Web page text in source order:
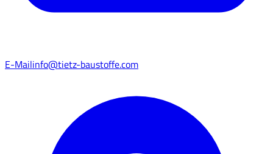
E-Mailinfo@tietz-baustoffe.com